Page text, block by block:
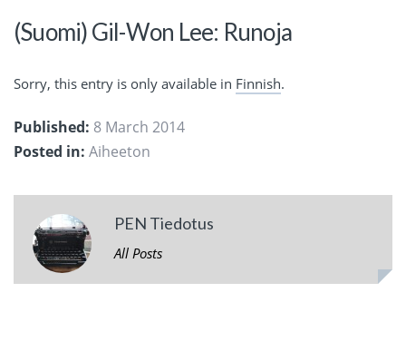
(Suomi) Gil-Won Lee: Runoja
Sorry, this entry is only available in Finnish.
Published: 8 March 2014
Posted in: Aiheeton
PEN Tiedotus
All Posts